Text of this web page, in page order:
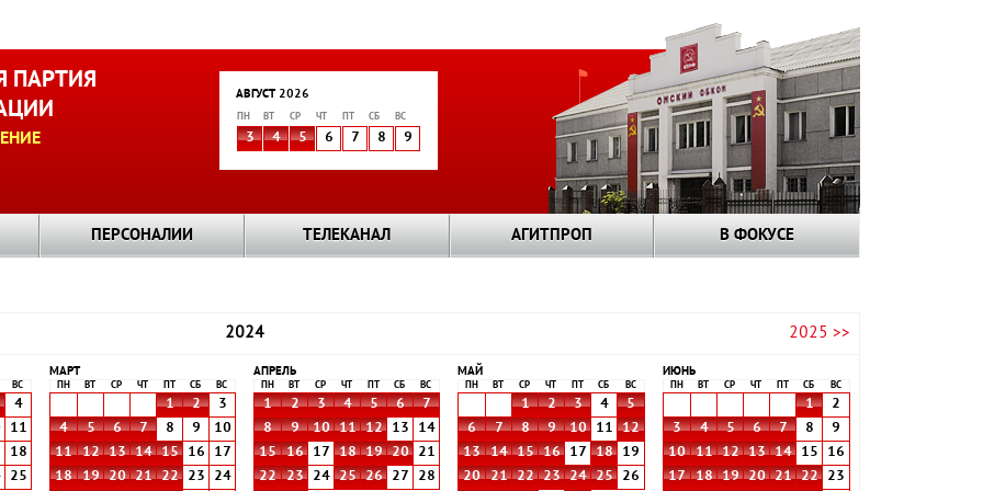
ПАРТИЯ
АВГУСТ 2026
ПН ВТ СР ЧТ СБ ВС
3 4 5 6 7 8 9
ПЕРСОНАЛИИ ТЕЛЕКАНАЛ АГИТПРОП В ФОКУСЕ
2024 2025 >>
ВС
4
11
18
25
МАРТ
ПН ВТ СР ЧТ СБ ВС
1 2
3
4
5 6 7 8 9
10
11
12 13 14 15 16
17
18
19 20 21 22 23
24
АПРЕЛЬ
ПН ВТ СР ЧТ СБ ВС
1 2 3 4 5 6
7
8
9 10 11 12 13
14
15
16 17 18 19 20
21
22
23 24 25 26 27
28
МАЙ
ПН ВТ СР ЧТ СБ ВС
1 2 3 4
5
6
7 8 9 10 11
12
13
14 15 16 17 18
19
20
21 22 23 24 25
26
ИЮНЬ
ПН ВТ СР ЧТ СБ ВС
1
2
3
4 5 6 7 8
9
10
11 12 13 14 15
16
17
18 19 20 21 22
23